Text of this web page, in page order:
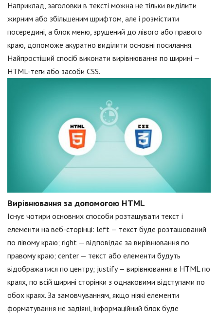
Наприклад, заголовки в тексті можна не тільки виділити
жирним або збільшеним шрифтом, але і розмістити
посередині, а блок меню, зрушений до лівого або правого
краю, допоможе акуратно виділити основні посилання.
Найпростіший спосіб виконати вирівнювання по ширині —
HTML-теги або засоби CSS.
Вирівнювання за допомогою HTML
Існує чотири основних способи розташувати текст і
елементи на веб-сторінці: left — текст буде розташований
по лівому краю; right — відповідає за вирівнювання по
правому краю; center — текст або елементи будуть
відображатися по центру; justify — вирівнювання в HTML по
краях, по всій ширині сторінки з однаковими відступами по
обох краях. За замовчуванням, якщо ніякі елементи
форматування не задіяні, інформаційний блок буде